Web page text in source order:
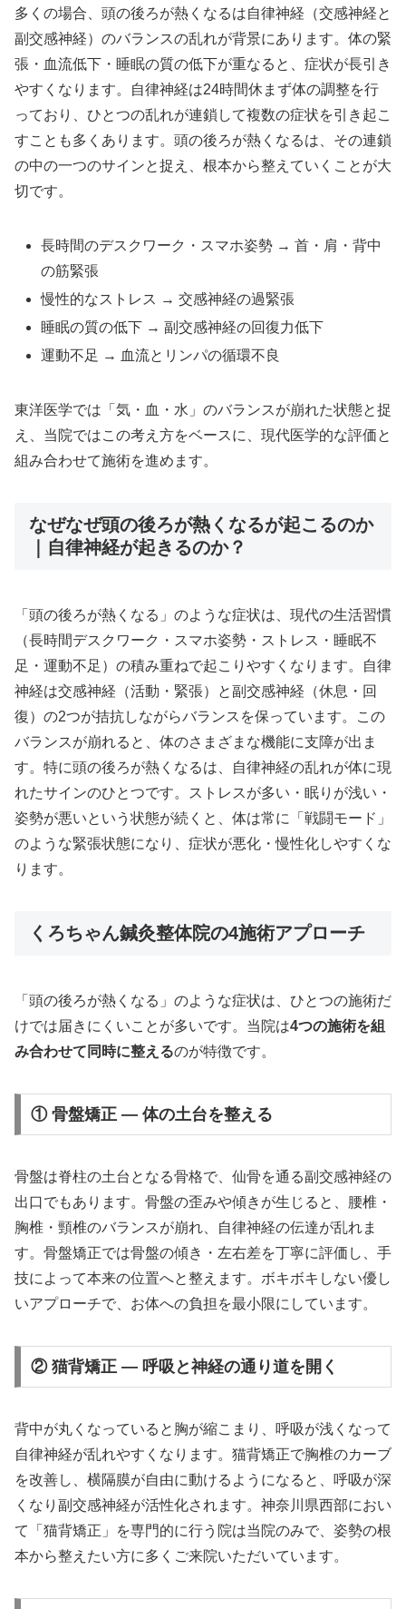
多くの場合、頭の後ろが熱くなるは自律神経（交感神経と
副交感神経）のバランスの乱れが背景にあります。体の緊
張・血流低下・睡眠の質の低下が重なると、症状が長引き
やすくなります。自律神経は24時間休まず体の調整を行
っており、ひとつの乱れが連鎖して複数の症状を引き起こ
すことも多くあります。頭の後ろが熱くなるは、その連鎖
の中の一つのサインと捉え、根本から整えていくことが大
切です。
長時間のデスクワーク・スマホ姿勢 → 首・肩・背中
の筋緊張
慢性的なストレス → 交感神経の過緊張
睡眠の質の低下 → 副交感神経の回復力低下
運動不足 → 血流とリンパの循環不良
東洋医学では「気・血・水」のバランスが崩れた状態と捉
え、当院ではこの考え方をベースに、現代医学的な評価と
組み合わせて施術を進めます。
なぜなぜ頭の後ろが熱くなるが起こるのか
｜自律神経が起きるのか？
「頭の後ろが熱くなる」のような症状は、現代の生活習慣
（長時間デスクワーク・スマホ姿勢・ストレス・睡眠不
足・運動不足）の積み重ねで起こりやすくなります。自律
神経は交感神経（活動・緊張）と副交感神経（休息・回
復）の2つが拮抗しながらバランスを保っています。この
バランスが崩れると、体のさまざまな機能に支障が出ま
す。特に頭の後ろが熱くなるは、自律神経の乱れが体に現
れたサインのひとつです。ストレスが多い・眠りが浅い・
姿勢が悪いという状態が続くと、体は常に「戦闘モード」
のような緊張状態になり、症状が悪化・慢性化しやすくな
ります。
くろちゃん鍼灸整体院の4施術アプローチ
「頭の後ろが熱くなる」のような症状は、ひとつの施術だ
けでは届きにくいことが多いです。当院は4つの施術を組
み合わせて同時に整えるのが特徴です。
① 骨盤矯正 — 体の土台を整える
骨盤は脊柱の土台となる骨格で、仙骨を通る副交感神経の
出口でもあります。骨盤の歪みや傾きが生じると、腰椎・
胸椎・頸椎のバランスが崩れ、自律神経の伝達が乱れま
す。骨盤矯正では骨盤の傾き・左右差を丁寧に評価し、手
技によって本来の位置へと整えます。ボキボキしない優し
いアプローチで、お体への負担を最小限にしています。
② 猫背矯正 — 呼吸と神経の通り道を開く
背中が丸くなっていると胸が縮こまり、呼吸が浅くなって
自律神経が乱れやすくなります。猫背矯正で胸椎のカーブ
を改善し、横隔膜が自由に動けるようになると、呼吸が深
くなり副交感神経が活性化されます。神奈川県西部におい
て「猫背矯正」を専門的に行う院は当院のみで、姿勢の根
本から整えたい方に多くご来院いただいています。